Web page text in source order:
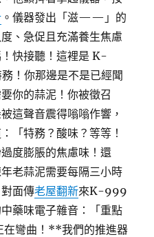
。儀器發出「滋——」的
、急促且充滿養生焦慮
快接聽！這裡是 K-
！你那邊是不是已經聞
你的蒜泥！你被徵召
這聲音震得嗡嗡作響，
「特務？酸味？等等！
度膨脹的焦慮味！還
老蒜泥需要每隔三小時
面傳老屋翻新來K-999
藥味電子雜音：「重點
彎曲！**我們的推進器